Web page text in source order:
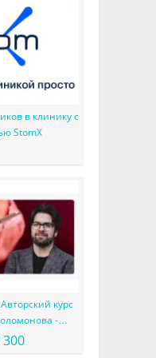
в клинику с
StomX
курс
-
в эндодонтии
300